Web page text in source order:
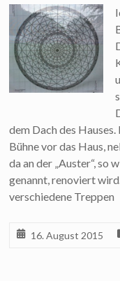
dem Dach des
Bühne vor das Haus,
da an der „Auster“, so
genannt, renoviert
verschiedene Treppen
16. August 2015